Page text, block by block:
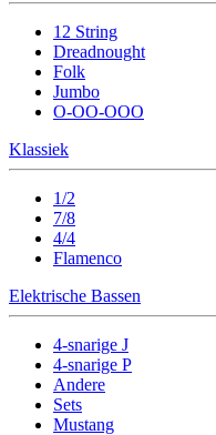
12 String
Dreadnought
Folk
Jumbo
O-OO-OOO
Klassiek
1/2
7/8
4/4
Flamenco
Elektrische Bassen
4-snarige J
4-snarige P
Andere
Sets
Mustang